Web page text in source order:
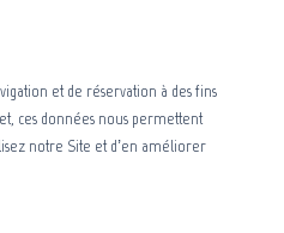
et de réservation à des fins
ces données nous permettent
notre Site et d’en améliorer